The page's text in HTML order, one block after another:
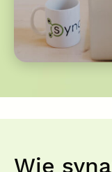
Wie